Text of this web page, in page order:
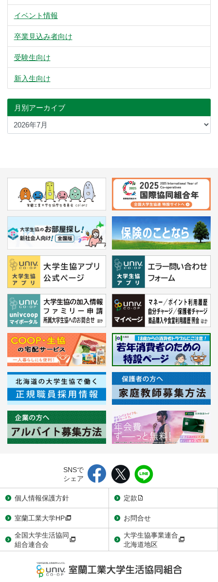
イベント情報
卒業見込み者向け
受験生向け
新入生向け
月別アーカイブ
SNSで
シェア
個人情報保護方針
定款
室蘭工業大学HP
お問合せ
全国大学生活協同
組合連合会
大学生協事業連合
北海道地区